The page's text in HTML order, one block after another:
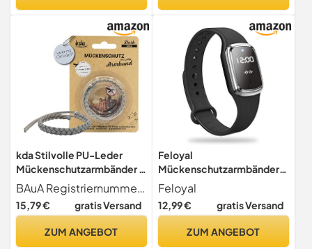
Elektrizitätsentfernung
(Weiß)
kda Stilvolle PU-Leder
Mückenschutzarmbänder -
Dark Edition-
Größenverstellbar (Grau)
BAuA Registriernummer N-79306 Biozidprodukte vorsichtig verwenden. Vor Gebrauch stets Etikett und Produktinformationen lessen
15,79 € gratis Versand
ZUM ANGEBOT
Feloyal
Mückenschutzarmbänder,
Mückenuhr, wasserdicht,
Ultraschall,
wiederaufladbar über USB,
geeignet für Erwachsene
Feloyal
12,99 € gratis Versand
ZUM ANGEBOT